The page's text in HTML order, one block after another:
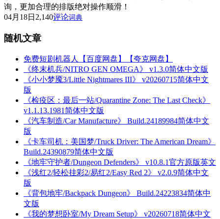
询，更加合理的排版绝对操作顺滑！
04月18日 2,140评论词典
随机文章
免费短剧机器人【百度网盘】【夸克网盘】
《终末机兵/NITRO GEN OMEGA》 v1.3.0简体中文版
《小小梦魇3/Little Nightmares III》 v20260715简体中文
版
《检疫区：最后一站/Quarantine Zone: The Last Check》
v1.1.13.1981简体中文版
《汽车制造/Car Manufacture》 Build.24189984简体中文
版
《卡车司机：美国梦/Truck Driver: The American Dream》
Build.24390879简体中文版
《地牢守护者/Dungeon Defenders》 v10.8.1官方原版英文
《浅红2/轻松挂彩2/易红2/Easy Red 2》 v2.0.9简体中文
版
《背包地牢/Backpack Dungeon》 Build.24223834简体中
文版
《我的梦想卧室/My Dream Setup》 v20260718简体中文